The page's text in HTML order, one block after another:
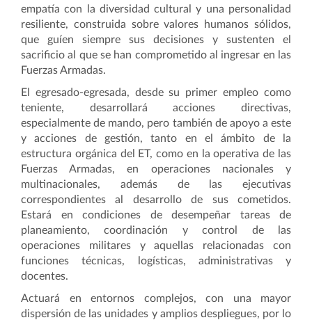
empatía con la diversidad cultural y una personalidad
resiliente, construida sobre valores humanos sólidos,
que guíen siempre sus decisiones y sustenten el
sacrificio al que se han comprometido al ingresar en las
Fuerzas Armadas.
El egresado-egresada, desde su primer empleo como
teniente, desarrollará acciones directivas,
especialmente de mando, pero también de apoyo a este
y acciones de gestión, tanto en el ámbito de la
estructura orgánica del ET, como en la operativa de las
Fuerzas Armadas, en operaciones nacionales y
multinacionales, además de las ejecutivas
correspondientes al desarrollo de sus cometidos.
Estará en condiciones de desempeñar tareas de
planeamiento, coordinación y control de las
operaciones militares y aquellas relacionadas con
funciones técnicas, logísticas, administrativas y
docentes.
Actuará en entornos complejos, con una mayor
dispersión de las unidades y amplios despliegues, por lo